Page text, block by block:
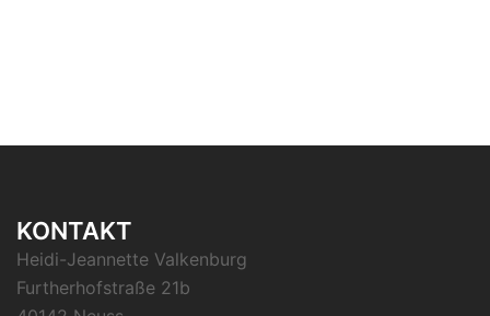
KONTAKT
Heidi-Jeannette Valkenburg
Furtherhofstraße 21b